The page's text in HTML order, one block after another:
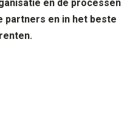
en de processen
partners en in het beste